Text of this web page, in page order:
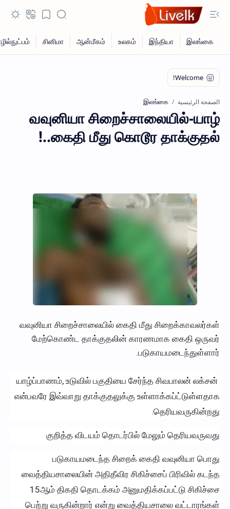
الصفحة الرئيسية இலங்கை
வவுனியா சிறைச்சாலையில்-யாழ்
கைதி மீது கொடூர தாக்குதல்..!
வவுனியா சிறைச்சாலையில் கைதி மீது சிறைக்காவலர்கள்
மேற்கொண்ட தாக்குதலின் காரணமாக கைதி ஒருவர்
படுகாயமடைந்துள்ளார்.
யாழ்ப்பாணம், உடுவில் பகுதியை சேர்ந்த சிவபாலன் லக்சன்
என்பவரே இவ்வாறு தாக்குதலுக்கு உள்ளாக்கப்ட்டுள்ளதாக
தெரியவருகின்றது.
குறித்த விடயம் தொடர்பில் மேலும் தெரியவருவது
படுகாயமடைந்த சிறைக் கைதி வவுனியா பொது
வைத்தியசாலையின் அதிதீவிர சிகிச்சைப் பிரிவில் கடந்த
15ஆம் திகதி தொடக்கம் அனுமதிக்கப்பட்டு சிகிச்சை
பெற்று வருகின்றார் என்று வைத்தியசாலை வட்டாரங்கள்